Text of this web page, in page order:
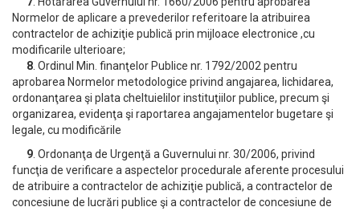
Normelor de aplicare a prevederilor referitoare la atribuirea
contractelor de achiziţie publică prin mijloace electronice ,cu
modificarile ulterioare;
8 . Ordinul Min. finanţelor Publice nr. 1792/2002 pentru
aprobarea Normelor metodologice privind angajarea, lichidarea,
ordonanţarea şi plata cheltuielilor instituţiilor publice, precum şi
organizarea, evidenţa şi raportarea angajamentelor bugetare şi
legale, cu modificările
9 . Ordonanţa de Urgenţă a Guvernului nr. 30/2006, privind
funcţia de verificare a aspectelor procedurale aferente procesului
de atribuire a contractelor de achiziţie publică, a contractelor de
concesiune de lucrări publice şi a contractelor de concesiune de